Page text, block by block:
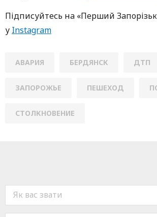
Підписуйтесь нa «Перший
у Instagram
АВАРИЯ БЕРДЯНСК ДТП
ЗАПОРОЖЬЕ ПЕШЕХОД
СТОЛКНОВЕНИЕ